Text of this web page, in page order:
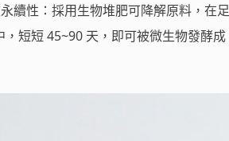
續性：採用生物堆肥可降解原料，在足
短短 45~90 天，即可被微生物發酵成